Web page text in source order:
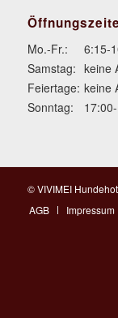
Mo.-Fr.:
6:15-
Samstag: keine
Feiertage: keine
Sonntag:
© VIVIMEI
AGB
Impressum